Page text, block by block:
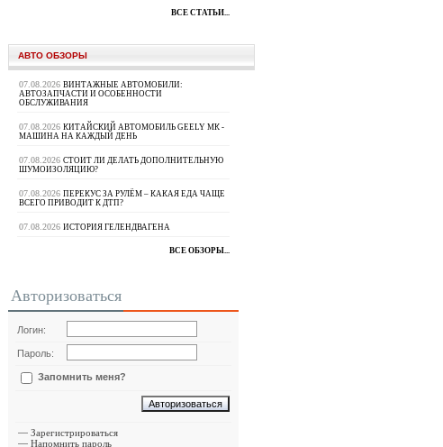
ВСЕ СТАТЬИ...
АВТО ОБЗОРЫ
07.08.2026 ВИНТАЖНЫЕ АВТОМОБИЛИ:
АВТОЗАПЧАСТИ И ОСОБЕННОСТИ
ОБСЛУЖИВАНИЯ
07.08.2026 КИТАЙСКИЙ АВТОМОБИЛЬ GEELY МК -
МАШИНА НА КАЖДЫЙ ДЕНЬ
07.08.2026 СТОИТ ЛИ ДЕЛАТЬ ДОПОЛНИТЕЛЬНУЮ
ШУМОИЗОЛЯЦИЮ?
07.08.2026 ПЕРЕКУС ЗА РУЛЁМ – КАКАЯ ЕДА ЧАЩЕ
ВСЕГО ПРИВОДИТ К ДТП?
07.08.2026 ИСТОРИЯ ГЕЛЕНДВАГЕНА
ВСЕ ОБЗОРЫ...
Авторизоваться
Логин:
Пароль:
Запомнить меня?
— Зарегистрироваться
— Напомнить пароль